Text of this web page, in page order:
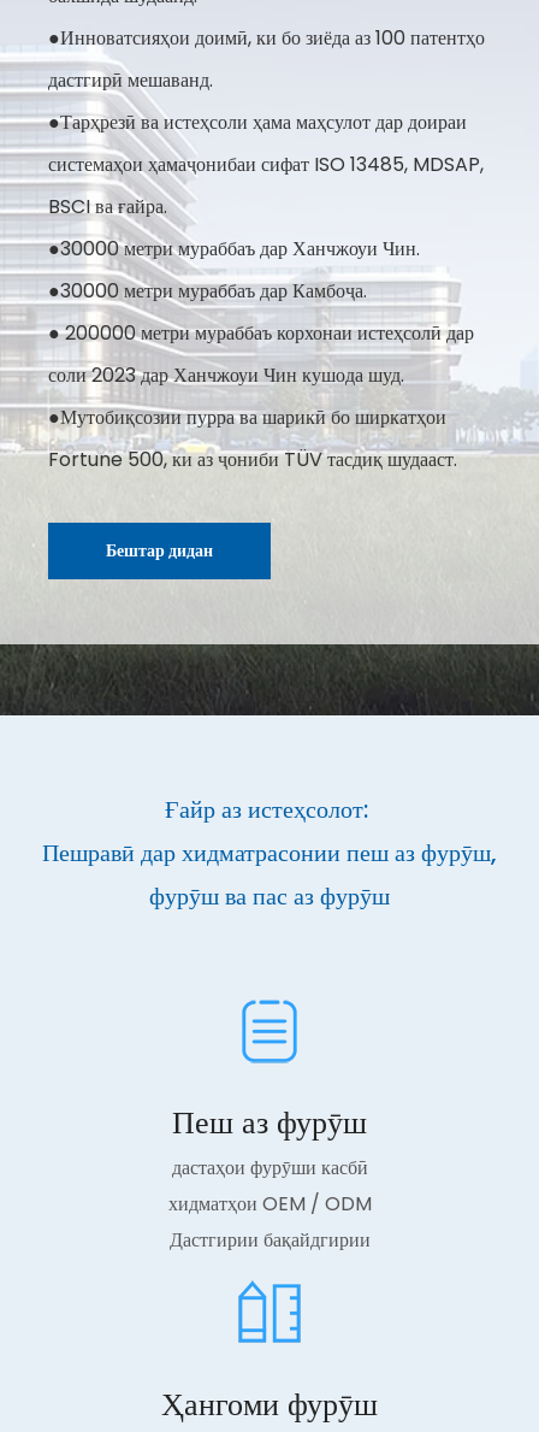
●Инноватсияҳои доимӣ, ки бо зиёда аз 100 патентҳо
дастгирӣ мешаванд.
●Тарҳрезӣ ва истеҳсоли ҳама маҳсулот дар доираи
системаҳои ҳамаҷонибаи сифат ISO 13485, MDSAP,
BSCI ва ғайра.
●30000 метри мураббаъ дар Ханчжоуи Чин.
●30000 метри мураббаъ дар Камбоҷа.
● 200000 метри мураббаъ корхонаи истеҳсолӣ дар
соли 2023 дар Ханчжоуи Чин кушода шуд.
●Мутобиқсозии пурра ва шарикӣ бо ширкатҳои
Fortune 500, ки аз ҷониби TÜV тасдиқ шудааст.
Бештар дидан
Ғайр аз истеҳсолот:
Пешравӣ дар хидматрасонии пеш аз фурӯш,
фурӯш ва пас аз фурӯш
Пеш аз фурӯш
дастаҳои фурӯши касбӣ
хидматҳои OEM / ODM
Дастгирии бақайдгирии
Ҳангоми фурӯш